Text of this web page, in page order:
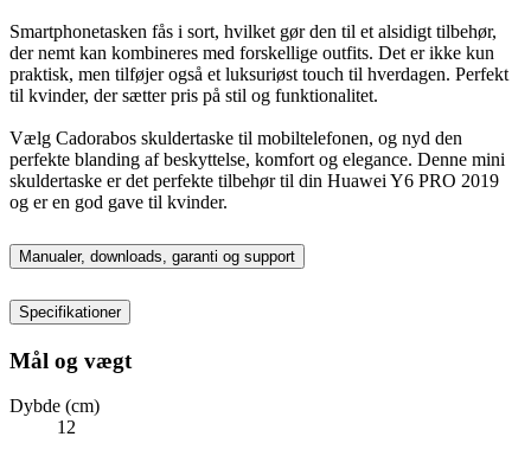
Smartphonetasken fås i sort, hvilket gør den til et alsidigt tilbehør,
der nemt kan kombineres med forskellige outfits. Det er ikke kun
praktisk, men tilføjer også et luksuriøst touch til hverdagen. Perfekt
til kvinder, der sætter pris på stil og funktionalitet.
Vælg Cadorabos skuldertaske til mobiltelefonen, og nyd den
perfekte blanding af beskyttelse, komfort og elegance. Denne mini
skuldertaske er det perfekte tilbehør til din Huawei Y6 PRO 2019
og er en god gave til kvinder.
Manualer, downloads, garanti og support
Specifikationer
Mål og vægt
Dybde (cm)
12